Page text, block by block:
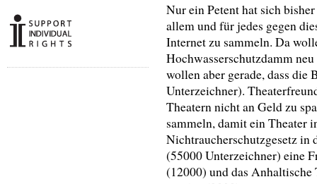
Nur ein Petent hat sich
allem und für jedes gegen
Internet zu sammeln. Da
Hochwasserschutzdamm
wollen aber gerade, dass die
Unterzeichner).
Theatern nicht an Geld zu
sammeln, damit ein Theater
Nichtraucherschutzgesetz in
(55000 Unterzeichner) eine
(12000) und das